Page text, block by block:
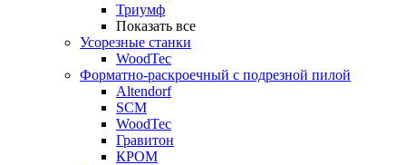
Триумф
Показать все
Усорезные станки
WoodTec
Форматно-раскроечный с подрезной пилой
Altendorf
SCM
WoodTec
Гравитон
КРОМ